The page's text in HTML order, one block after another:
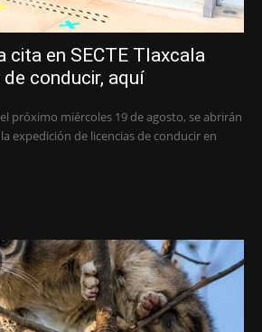
cita en SECTE Tlaxcala
conducir, aquí
próximo miércoles 19 de agosto, se abrirán
expedición de licencias de conducir en